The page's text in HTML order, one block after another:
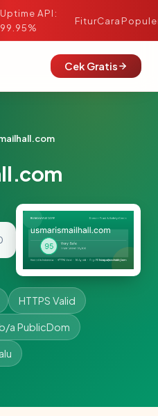
Uptime API:
99.95%
FiturCara
Cek Gratis
HTTPS Valid
a PublicDom